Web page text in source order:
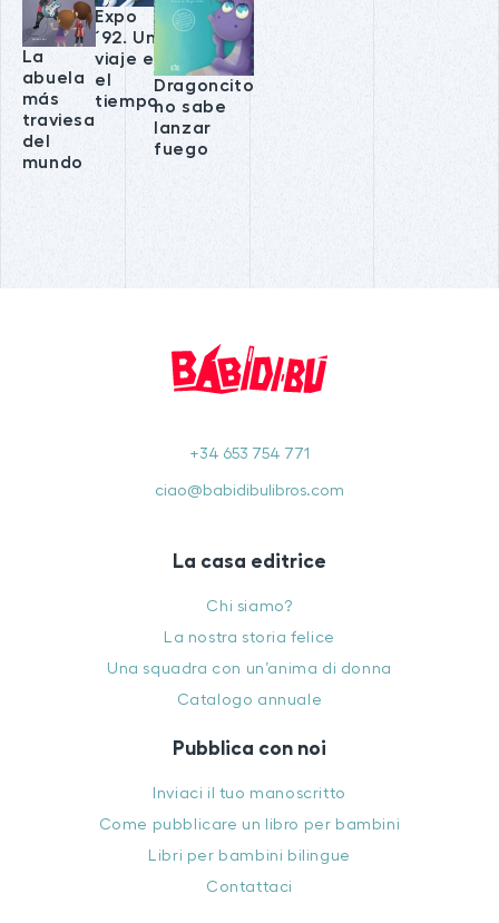
La
abuela
más
traviesa
del
mundo
Expo
´92. Un
viaje en
el
tiempo
Dragoncito
no sabe
lanzar
fuego
+34 653 754 771
ciao@babidibulibros.com
La casa editrice
Chi siamo?
La nostra storia felice
Una squadra con un’anima di donna
Catalogo annuale
Pubblica con noi
Inviaci il tuo manoscritto
Come pubblicare un libro per bambini
Libri per bambini bilingue
Contattaci